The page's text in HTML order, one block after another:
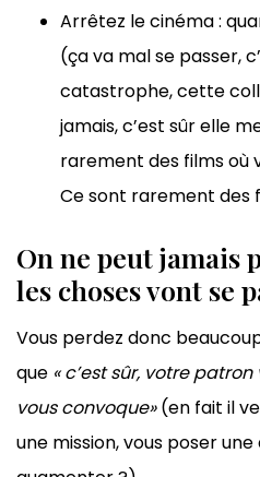
Arrêtez le cinéma :
(ça va mal se passer,
catastrophe, cette
jamais, c’est sûr elle
rarement des films où
Ce sont rarement des
On ne peut jamais
les choses vont se
Vous perdez donc
que « c’est sûr, votre
vous convoque»(en fait il
une mission, vous poser